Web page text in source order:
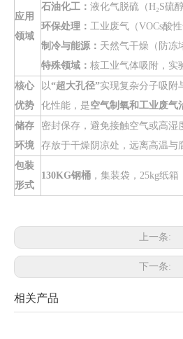
应用
领域
石油化工： 液化气脱硫（H₂S硫
环保处理： 工业废气（VOCs酸
制冷与能源： 天然气干燥（防冻
特殊领域： 核工业气体吸附，实
核心
优势
以“超大孔径”实现复杂分子吸附
化性能，是空气制氧和工业废气
储存
环境
密封保存，避免接触空气或高湿
存放于干燥阴凉处，远离高温与
包装
形式
130KG钢桶 ，集装袋，25kg纸
上一条:
下一条:
相关产品